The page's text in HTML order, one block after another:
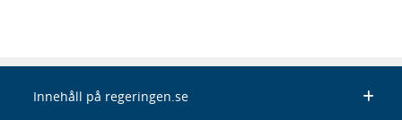
Innehåll på regeringen.se